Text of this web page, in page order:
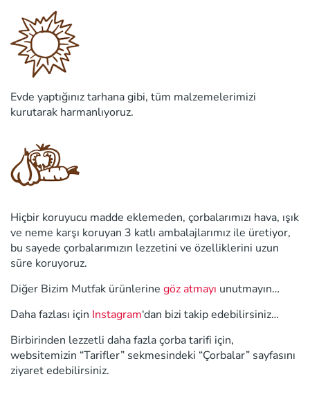
Evde yaptığınız tarhana gibi, tüm malzemelerimizi
kurutarak harmanlıyoruz.
Hiçbir koruyucu madde eklemeden, çorbalarımızı hava, ışık
ve neme karşı koruyan 3 katlı ambalajlarımız ile üretiyor,
bu sayede çorbalarımızın lezzetini ve özelliklerini uzun
süre koruyoruz.
Diğer Bizim Mutfak ürünlerine göz atmayı unutmayın…
Daha fazlası için Instagram‘dan bizi takip edebilirsiniz…
Birbirinden lezzetli daha fazla çorba tarifi için,
websitemizin “Tarifler” sekmesindeki “Çorbalar” sayfasını
ziyaret edebilirsiniz.